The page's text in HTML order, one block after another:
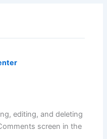
editing, and deleting
screen in the